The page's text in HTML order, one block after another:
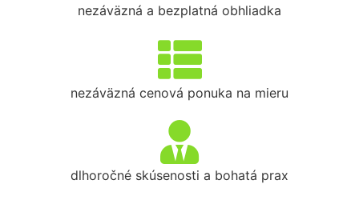
nezáväzná a bezplatná obhliadka
nezáväzná cenová ponuka na mieru
dlhoročné skúsenosti a bohatá prax